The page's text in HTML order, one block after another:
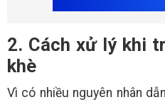
2. Cách xử lý khi
khè
Vì có nhiều nguyên nhân